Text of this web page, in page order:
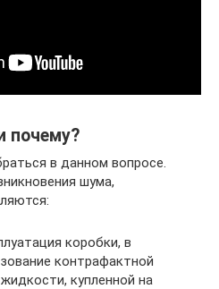
почему?
в данном вопросе.
шума,
коробки, в
контрафактной
купленной на